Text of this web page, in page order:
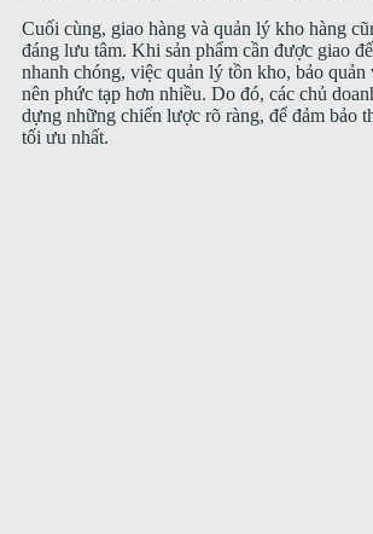
Cuối cùng, giao hàng và quản lý kho hàng
đáng lưu tâm. Khi sản phẩm cần được giao
nhanh chóng, việc quản lý tồn kho, bảo quản
nên phức tạp hơn nhiều. Do đó, các chủ
dựng những chiến lược rõ ràng, để đảm bảo
tối ưu nhất.